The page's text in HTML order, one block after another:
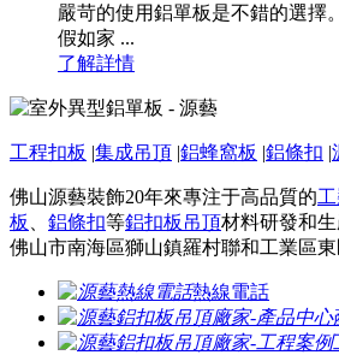
嚴苛的使用鋁單板是不錯的選擇
假如家 ...
了解詳情
工程扣板 |集成吊頂 |鋁蜂窩板 |鋁條扣 |
佛山源藝裝飾20年來專注于高品質的
板
鋁條扣等鋁扣板吊頂材料研發和生
佛山市南海區獅山鎮羅村聯和工業區
熱線電話